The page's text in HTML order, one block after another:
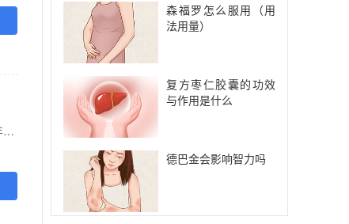
【功能主治】 治疗硬皮病、红斑狼疮、斑秃、皮肌炎的辅助用药，亦可用于调治神经 衰弱和妇女更年期综合症。
森福罗怎么服用（用
法用量）
复方枣仁胶囊的功效
与作用是什么
德巴金会影响智力吗